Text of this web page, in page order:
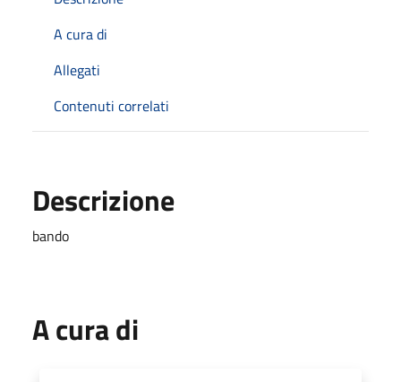
A cura di
Allegati
Contenuti correlati
Descrizione
bando
A cura di